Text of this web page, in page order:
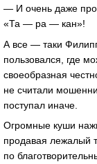
— И очень даже
«Та — ра — кан»!
А все — таки
пользовался, где
своеобразная
не считали
поступал иначе.
Огромные куши
продавая лежалый
по